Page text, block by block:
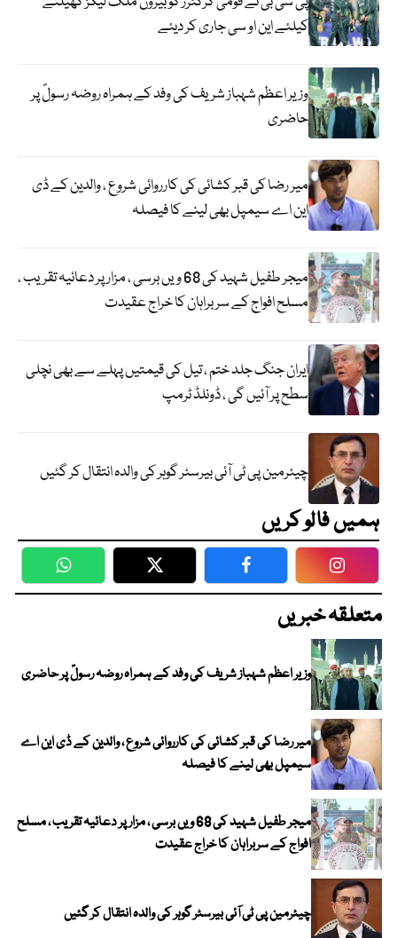
کیلئے این او سی جاری کر دیئے
وزیر اعظم شہباز شریف کی وفد کے ہمراہ روضہ رسولؐ پر
حاضری
میر رضا کی قبر کشائی کی کارروائی شروع ، والدین کے ڈی
این اے سیمپل بھی لینے کا فیصلہ
میجر طفیل شہید کی 68 ویں برسی ، مزار پر دعائیہ تقریب ،
مسلح افواج کے سربراہان کا خراج عقیدت
ایران جنگ جلد ختم ، تیل کی قیمتیں پہلے سے بھی نچلی
سطح پر آئیں گی ، ڈونلڈ ٹرمپ
چیئرمین پی ٹی آئی بیرسٹر گوہر کی والدہ انتقال کر گئیں
ہمیں فالو کریں
WhatsApp Twitter Facebook
متعلقہ خبریں
وزیر اعظم شہباز شریف کی وفد کے ہمراہ روضہ رسولؐ پر حاضری
میر رضا کی قبر کشائی کی کارروائی شروع ، والدین کے ڈی این اے
سیمپل بھی لینے کا فیصلہ
میجر طفیل شہید کی 68 ویں برسی ، مزار پر دعائیہ تقریب ، مسلح
افواج کے سربراہان کا خراج عقیدت
چیئرمین پی ٹی آئی بیرسٹر گوہر کی والدہ انتقال کر گئیں